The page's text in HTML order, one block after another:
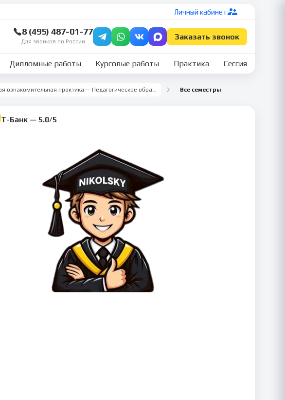
Личный кабинет
8 (495) 487-01-77
Для звонков по России
Заказать звонок
Дипломные работы Курсовые работы Практика Сессия
Учебная ознакомительная практика — Педагогическое образование Все семестры
Т-Банк — 5.0/5